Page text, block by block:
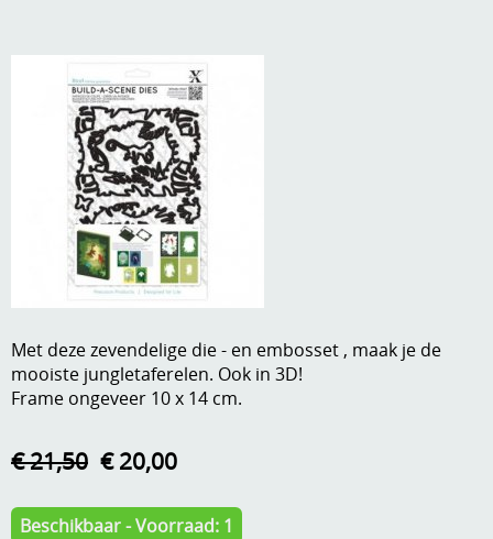
Aanbiedingen
Andere
Boeken en magazines
Dies om te stansen
DVD-CD
Embossen
Handige extra's
Hechtingsmaterialen
Kleurmateriaal-tekenmateriaal
Kneedmateriaal
Verzend - en verpakkingsk
Mijn account
Anders creatief
Met deze zevendelige die - en embosset , maak je de
mooiste jungletaferelen. Ook in 3D!
Frame ongeveer 10 x 14 cm.
€ 21,50 € 20,00
Beschikbaar - Voorraad: 1